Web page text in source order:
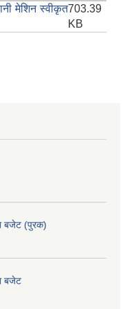
मेशिन स्वीकृत703.39
KB
बजेट (पुरक)
बजेट